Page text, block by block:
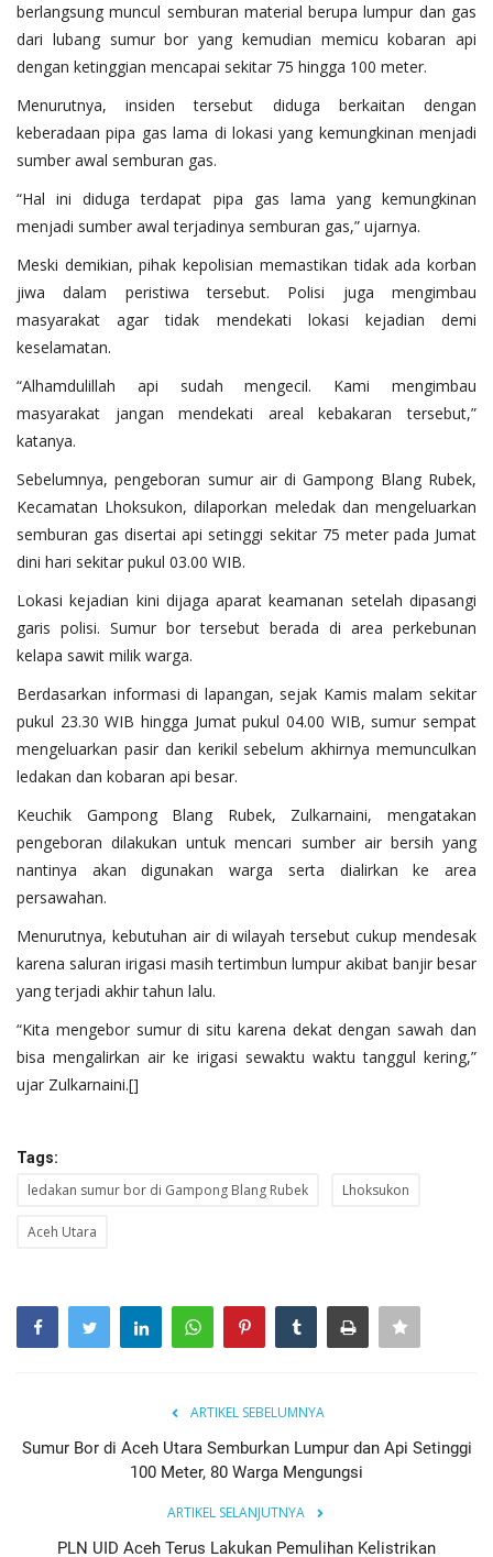
berlangsung muncul semburan material berupa lumpur dan gas
dari lubang sumur bor yang kemudian memicu kobaran api
dengan ketinggian mencapai sekitar 75 hingga 100 meter.
Menurutnya, insiden tersebut diduga berkaitan dengan
keberadaan pipa gas lama di lokasi yang kemungkinan menjadi
sumber awal semburan gas.
“Hal ini diduga terdapat pipa gas lama yang kemungkinan
menjadi sumber awal terjadinya semburan gas,” ujarnya.
Meski demikian, pihak kepolisian memastikan tidak ada korban
jiwa dalam peristiwa tersebut. Polisi juga mengimbau
masyarakat agar tidak mendekati lokasi kejadian demi
keselamatan.
“Alhamdulillah api sudah mengecil. Kami mengimbau
masyarakat jangan mendekati areal kebakaran tersebut,”
katanya.
Sebelumnya, pengeboran sumur air di Gampong Blang Rubek,
Kecamatan Lhoksukon, dilaporkan meledak dan mengeluarkan
semburan gas disertai api setinggi sekitar 75 meter pada Jumat
dini hari sekitar pukul 03.00 WIB.
Lokasi kejadian kini dijaga aparat keamanan setelah dipasangi
garis polisi. Sumur bor tersebut berada di area perkebunan
kelapa sawit milik warga.
Berdasarkan informasi di lapangan, sejak Kamis malam sekitar
pukul 23.30 WIB hingga Jumat pukul 04.00 WIB, sumur sempat
mengeluarkan pasir dan kerikil sebelum akhirnya memunculkan
ledakan dan kobaran api besar.
Keuchik Gampong Blang Rubek, Zulkarnaini, mengatakan
pengeboran dilakukan untuk mencari sumber air bersih yang
nantinya akan digunakan warga serta dialirkan ke area
persawahan.
Menurutnya, kebutuhan air di wilayah tersebut cukup mendesak
karena saluran irigasi masih tertimbun lumpur akibat banjir besar
yang terjadi akhir tahun lalu.
“Kita mengebor sumur di situ karena dekat dengan sawah dan
bisa mengalirkan air ke irigasi sewaktu waktu tanggul kering,”
ujar Zulkarnaini.[]
Tags:
ledakan sumur bor di Gampong Blang Rubek Lhoksukon
Aceh Utara
ARTIKEL SEBELUMNYA
Sumur Bor di Aceh Utara Semburkan Lumpur dan Api Setinggi
100 Meter, 80 Warga Mengungsi
ARTIKEL SELANJUTNYA
PLN UID Aceh Terus Lakukan Pemulihan Kelistrikan